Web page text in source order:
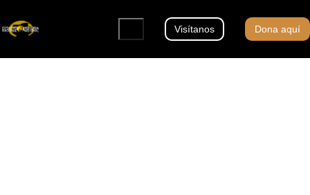
Visítanos Dona aquí